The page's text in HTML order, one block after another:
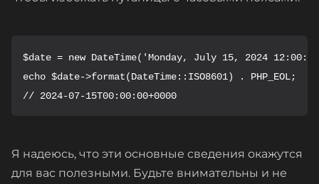
$date = new DateTime('Monday, July 15, 2024
echo $date->format(DateTime::ISO8601) . PHP_EOL;
// 2024-07-15T00:00:00+0000
Я надеюсь, что эти основные сведения окажутся
для вас полезными. Будьте внимательны и не